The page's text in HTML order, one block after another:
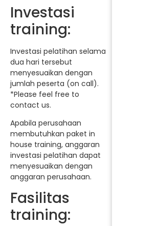
Investasi
training:
Investasi pelatihan selama
dua hari tersebut
menyesuaikan dengan
jumlah peserta (on call).
*Please feel free to
contact us.
Apabila perusahaan
membutuhkan paket in
house training, anggaran
investasi pelatihan dapat
menyesuaikan dengan
anggaran perusahaan.
Fasilitas
training: